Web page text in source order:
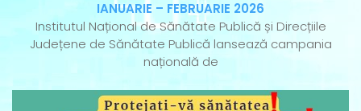
IANUARIE – FEBRUARIE 2026
Institutul Național de Sănătate Publică și Direcțiile
Județene de Sănătate Publică lansează campania
națională de